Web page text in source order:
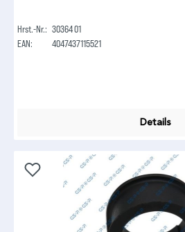
Hrst.-Nr.: 30364 01
EAN:
4047437115521
Details